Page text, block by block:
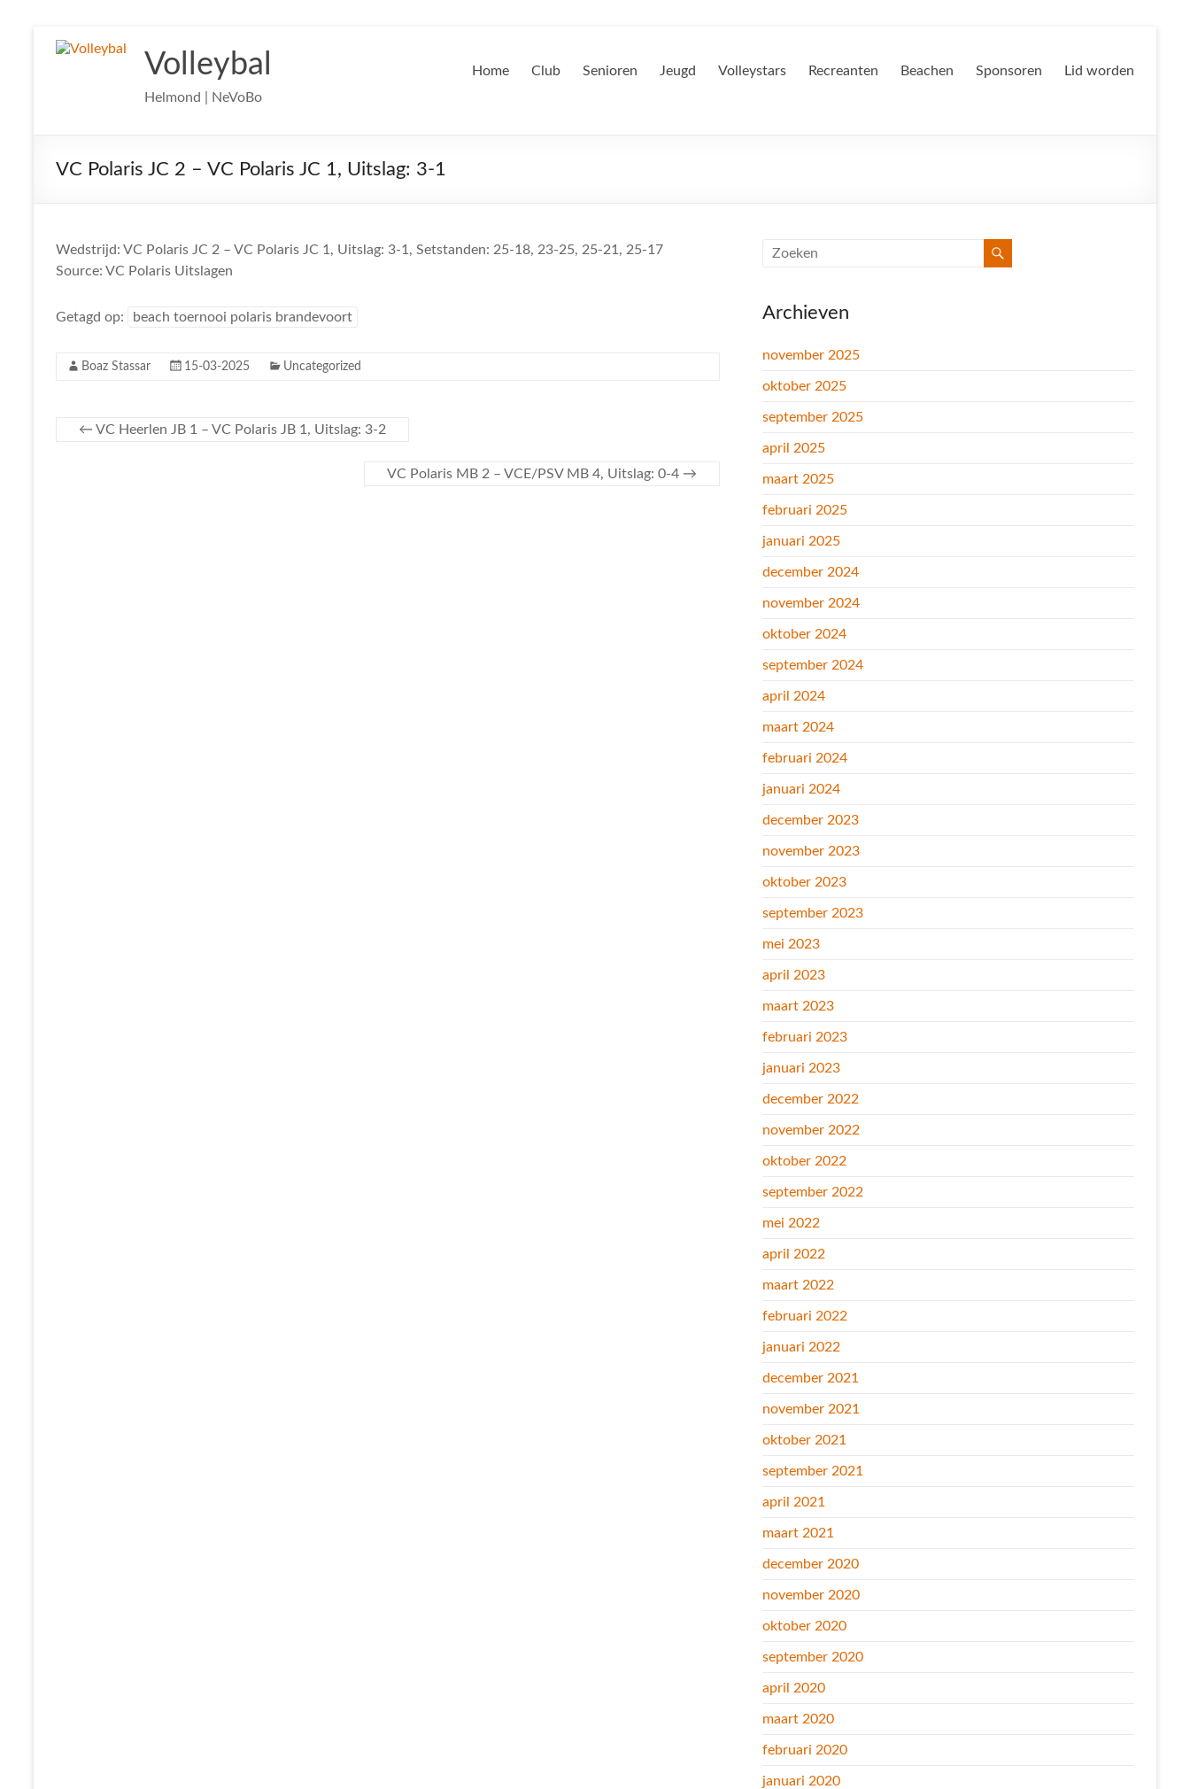
naar
Volleybal
Helmond | NeVoBo
Home Club Senioren Jeugd Volleystars Recreanten Beachen Sponsoren Lid worden
VC Polaris JC 2 – VC Polaris JC 1, Uitslag: 3-1
Wedstrijd: VC Polaris JC 2 – VC Polaris JC 1, Uitslag: 3-1, Setstanden: 25-18, 23-25, 25-21, 25-17
Source: VC Polaris Uitslagen
Getagd op: beach toernooi polaris brandevoort
Boaz Stassar 15-03-2025 Uncategorized
← VC Heerlen JB 1 – VC Polaris JB 1, Uitslag: 3-2
VC Polaris MB 2 – VCE/PSV MB 4, Uitslag: 0-4 →
Archieven
november 2025
oktober 2025
september 2025
april 2025
maart 2025
februari 2025
januari 2025
december 2024
november 2024
oktober 2024
september 2024
april 2024
maart 2024
februari 2024
januari 2024
december 2023
november 2023
oktober 2023
september 2023
mei 2023
april 2023
maart 2023
februari 2023
januari 2023
december 2022
november 2022
oktober 2022
september 2022
mei 2022
april 2022
maart 2022
februari 2022
januari 2022
december 2021
november 2021
oktober 2021
september 2021
april 2021
maart 2021
december 2020
november 2020
oktober 2020
september 2020
april 2020
maart 2020
februari 2020
januari 2020